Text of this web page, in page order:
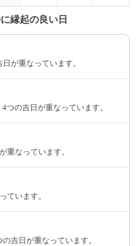
縁起の良い日
が重なっています。
つの吉日が重なっています。
重なっています。
ています。
吉日が重なっています。